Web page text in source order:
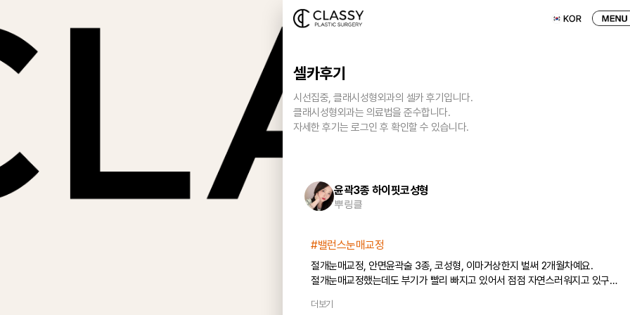
셀카후기
시선집중, 클래시성형외과의 셀카 후기입니다.
클래시성형외과는 의료법을 준수합니다.
자세한 후기는 로그인 후 확인할 수 있습니다.
윤곽3종 하이핏코성형
뿌링클
#밸런스눈매교정
절개눈매교정, 안면윤곽술 3종, 코성형, 이마거상한지 벌써 2개월차예요.
절개눈매교정했는데도 부기가 빨리 빠지고 있어서 점점 자연스러워지고 있구
코끝도 안떨어지고 딱 자려한라인이라서 코성형하기 너무 잘했다는 생각이 들어
더보기